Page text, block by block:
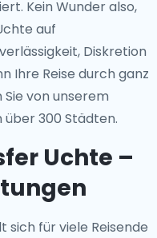
Kein Wunder also,
auf
Diskretion
Ihre Reise durch ganz
von unserem
300 Städten.
Uchte –
sich für viele Reisende